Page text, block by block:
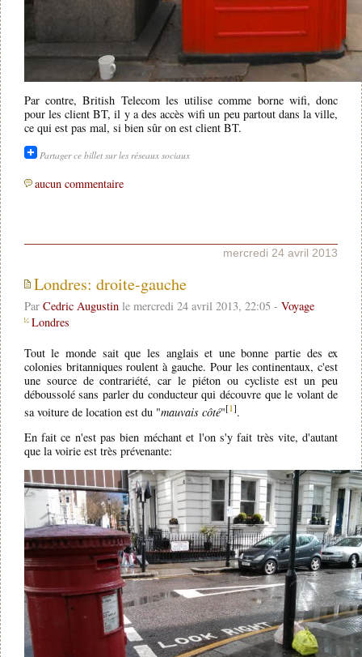
Par contre, British Telecom les utilise comme borne wifi, donc
pour les client BT, il y a des accès wifi un peu partout dans la ville,
ce qui est pas mal, si bien sûr on est client BT.
Partager ce billet sur les réseaux sociaux
aucun commentaire
mercredi 24 avril 2013
Londres: droite-gauche
Par Cedric Augustinle mercredi 24 avril 2013, 22:05 - Voyage
Londres
Tout le monde sait que les anglais et une bonne partie des ex
colonies britanniques roulent à gauche. Pour les continentaux, c'est
une source de contrariété, car le piéton ou cycliste est un peu
déboussolé sans parler du conducteur qui découvre que le volant de
sa voiture de location est du "mauvais côté"[1].
En fait ce n'est pas bien méchant et l'on s'y fait très vite, d'autant
que la voirie est très prévenante: